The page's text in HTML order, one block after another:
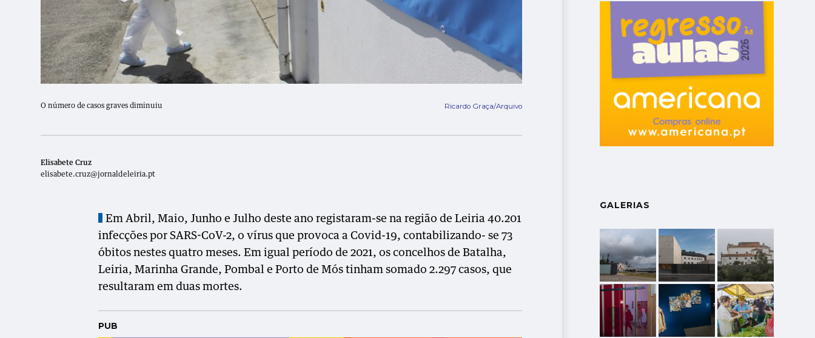
O número de casos graves diminuiu Ricardo Graça/Arquivo
Elisabete Cruz
elisabete.cruz@jornaldeleiria.pt
Em Abril, Maio, Junho e Julho deste ano registaram-se na região de Leiria 40.201
infecções por SARS-CoV-2, o vírus que provoca a Covid-19, contabilizando- se 73
óbitos nestes quatro meses. Em igual período de 2021, os concelhos de Batalha,
Leiria, Marinha Grande, Pombal e Porto de Mós tinham somado 2.297 casos, que
resultaram em duas mortes.
PUB
GALERIAS